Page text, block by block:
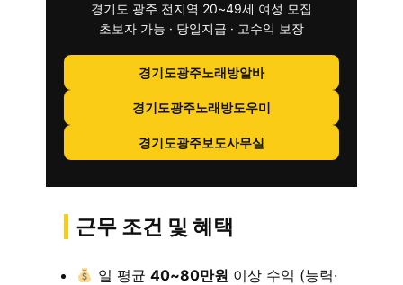
경기도 광주 전지역 20~49세 여성 모집
초보자 가능 · 당일지급 · 고수익 보장
경기도광주노래방알바
경기도광주노래방도우미
경기도광주보도사무실
근무 조건 및 혜택
일 평균 40~80만원 이상 수익 (능력·